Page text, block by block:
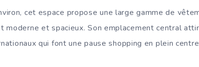
cet espace propose une large gamme de
moderne et spacieux. Son emplacement central
qui font une pause shopping en plein